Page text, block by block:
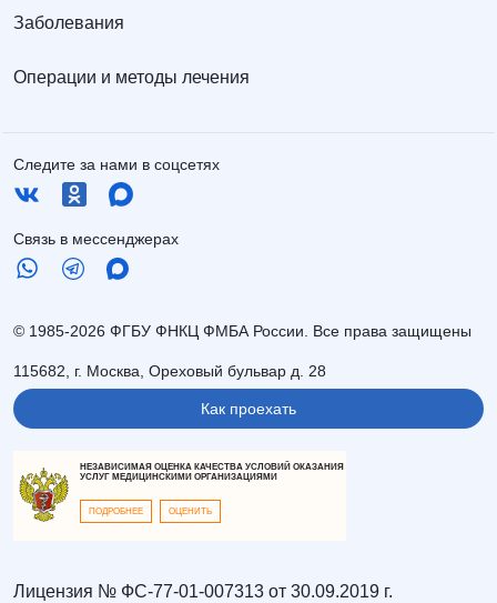
Заболевания
Операции и методы лечения
Следите за нами в соцсетях
Связь в мессенджерах
© 1985-2026 ФГБУ ФНКЦ ФМБА России. Все права защищены
115682, г. Москва, Ореховый бульвар д. 28
Как проехать
НЕЗАВИСИМАЯ ОЦЕНКА КАЧЕСТВА УСЛОВИЙ ОКАЗАНИЯ
УСЛУГ МЕДИЦИНСКИМИ ОРГАНИЗАЦИЯМИ
ПОДРОБНЕЕ ОЦЕНИТЬ
Лицензия № ФС-77-01-007313 от 30.09.2019 г.